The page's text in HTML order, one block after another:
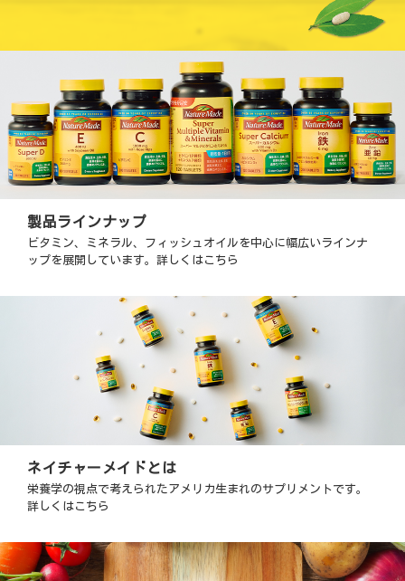
製品ラインナップ
ビタミン、ミネラル、フィッシュオイルを中心に幅広いラインナ
ップを展開しています。詳しくはこちら
ネイチャーメイドとは
栄養学の視点で考えられたアメリカ生まれのサプリメントです。
詳しくはこちら